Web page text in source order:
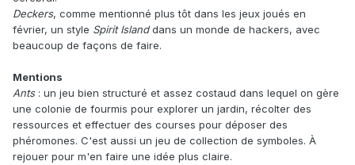
Deckers, comme mentionné plus tôt dans les jeux joués en
février, un style Spirit Islanddans un monde de hackers, avec
beaucoup de façons de faire.
Mentions
Ants: un jeu bien structuré et assez costaud dans lequel on gère
une colonie de fourmis pour explorer un jardin, récolter des
ressources et effectuer des courses pour déposer des
phéromones. C'est aussi un jeu de collection de symboles. À
rejouer pour m'en faire une idée plus claire.